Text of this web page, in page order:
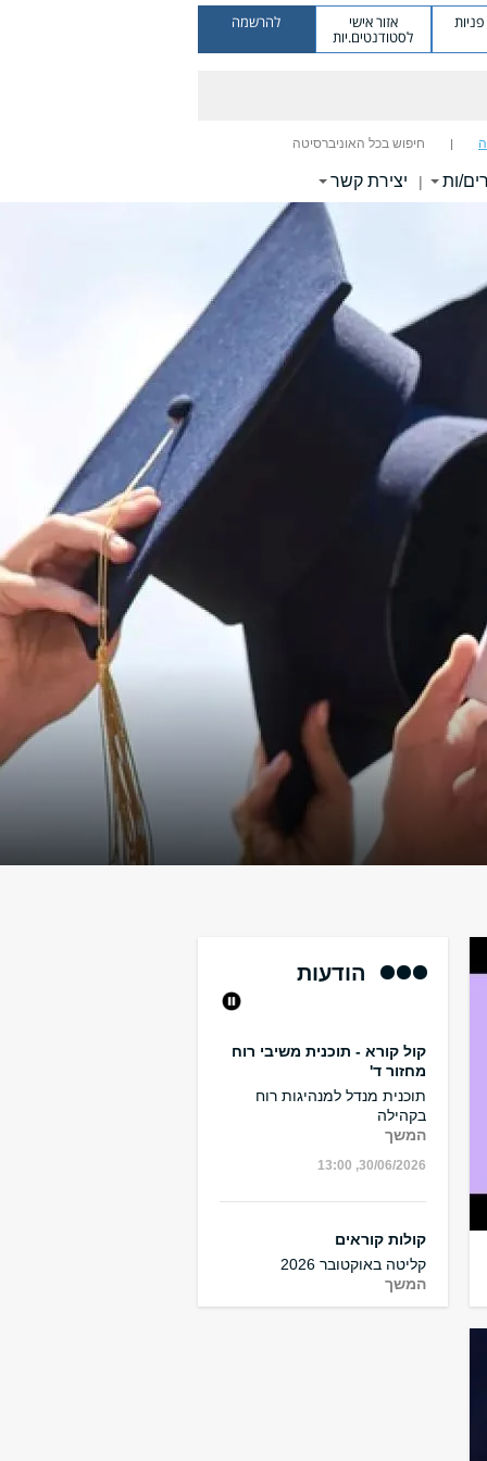
אזור אישי
לסטודנטים.יות
להרשמה
חיפוש בכל האוניברסיטה
ות | יצירת קשר
הודעות
קול קורא - תוכנית משיבי רוח
מחזור ד'
תוכנית מנדל למנהיגות רוח
בקהילה
המשך
30/06/2026, 13:00
קולות קוראים
קליטה באוקטובר 2026
המשך